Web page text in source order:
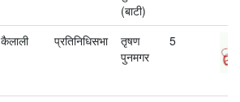
(बाटी)
कैलाली प्रतिनिधिसभा
तृषण
पुनमगर
5